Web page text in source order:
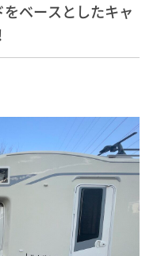
ベースとしたキャ